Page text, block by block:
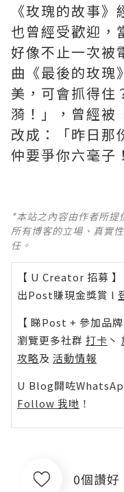
《玫瑰的故事
也曾經受歡迎，
好像不止一次被
曲《最後的玫瑰
美，可會抓得住
漪！」，曾經被
改成：「昨日那
仲要爭你六毫子
*本站之內容由作者所
所有博客的立場、真實
任。
【 U Creator 招募 】
出Post賺現金獎賞 l
【 睇Post + 參加品牌
瀏覽更多社群 打卡 丶
攻略及 活動情報
U Blog開咗
Follow 我哋 ！
0個讚好